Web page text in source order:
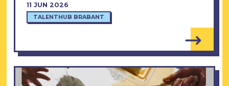
11 JUN 2026
TALENTHUB BRABANT